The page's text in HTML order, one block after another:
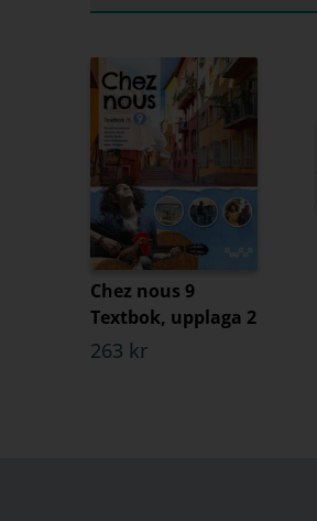
Chez nous 9
Textbok, upplaga 2
263 kr